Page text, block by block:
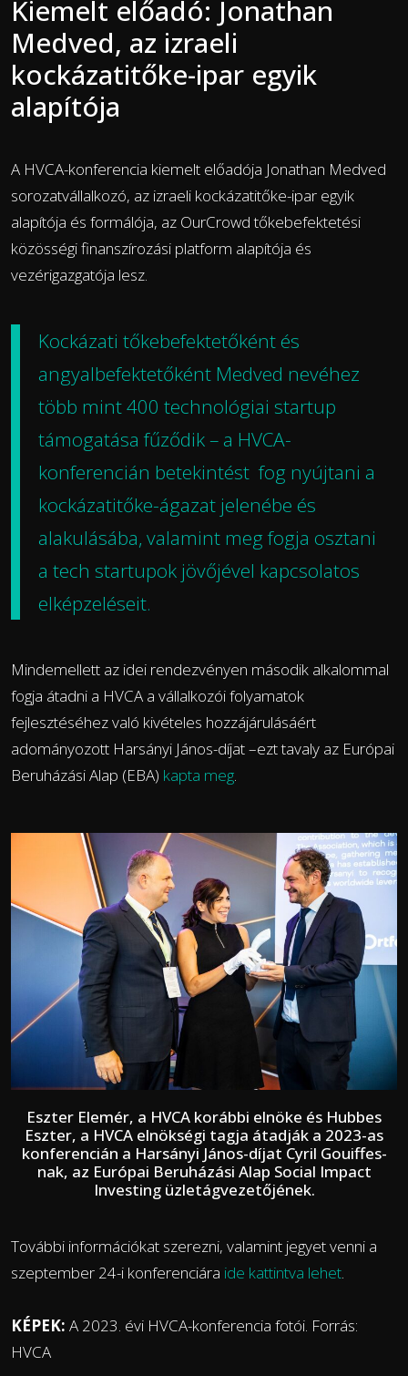
Kiemelt előadó: Jonathan
Medved, az izraeli
kockázatitőke-ipar egyik
alapítója
A HVCA-konferencia kiemelt előadója Jonathan Medved
sorozatvállalkozó, az izraeli kockázatitőke-ipar egyik
alapítója és formálója, az OurCrowdtőkebefektetési
közösségi finanszírozási platform alapítója és
vezérigazgatója lesz.
Kockázati tőkebefektetőként és
angyalbefektetőként Medved nevéhez
több mint 400 technológiai startup
támogatása fűződik – a HVCA-
konferencián betekintést fog nyújtani a
kockázatitőke-ágazat jelenébe és
alakulásába, valamint meg fogja osztani
a tech startupok jövőjével kapcsolatos
elképzeléseit.
Mindemellett az idei rendezvényen második alkalommal
fogja átadni a HVCA a vállalkozói folyamatok
fejlesztéséhez való kivételes hozzájárulásáért
adományozott Harsányi János-díjat –ezt tavaly az Európai
Beruházási Alap (EBA) kapta meg.
Eszter Elemér, a HVCA korábbi elnöke és Hubbes
Eszter, a HVCA elnökségi tagja átadják a 2023-as
konferencián a Harsányi János-díjat Cyril Gouiffes-
nak, az Európai Beruházási Alap Social Impact
Investing üzletágvezetőjének.
További információkat szerezni, valamint jegyet venni a
szeptember 24-i konferenciára ide kattintva lehet.
KÉPEK: A 2023. évi HVCA-konferencia fotói. Forrás:
HVCA